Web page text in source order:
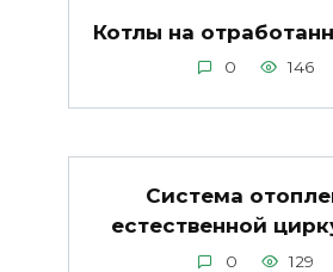
Котлы на
0 146
Система
естественной
0 129